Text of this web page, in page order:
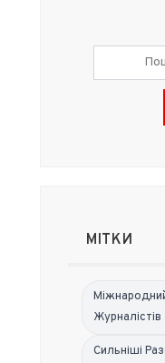
МІТКИ
Журналістів
Сильніші